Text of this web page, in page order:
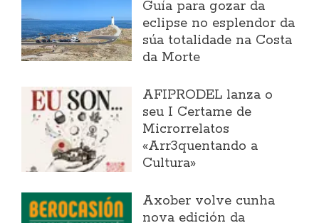
Guía para gozar da
eclipse no esplendor da
súa totalidade na Costa
da Morte
AFIPRODEL lanza o
seu I Certame de
Microrrelatos
«Arr3quentando a
Cultura»
Axober volve cunha
nova edición da